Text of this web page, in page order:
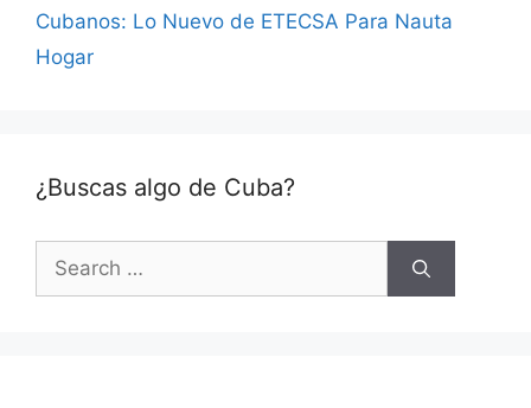
Cubanos: Lo Nuevo de ETECSA Para Nauta
Hogar
¿Buscas algo de Cuba?
Search
for: